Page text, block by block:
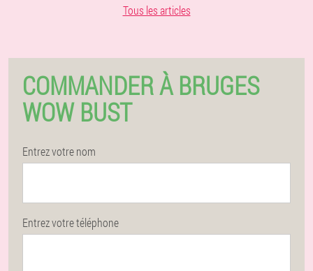
Tous les articles
COMMANDER À BRUGES
WOW BUST
Entrez votre nom
Entrez votre téléphone